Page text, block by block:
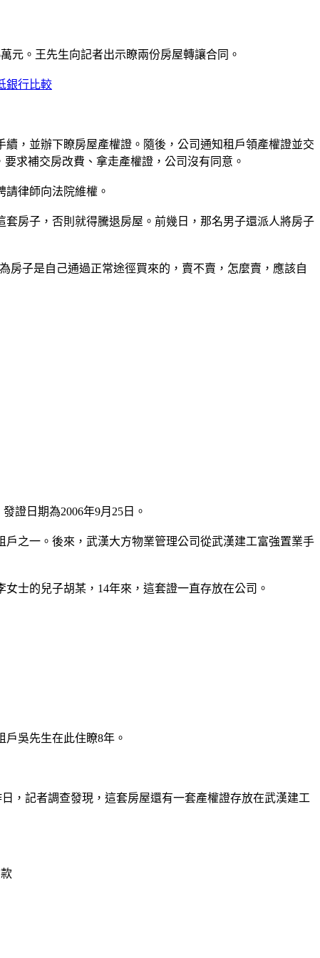
元。王先生向記者出示瞭兩份房屋轉讓合同。
銀行比較
，並辦下瞭房屋產權證。隨後，公司通知租戶領產權證並交
求補交房改費、拿走產權證，公司沒有同意。
律師向法院維權。
房子，否則就得騰退房屋。前幾日，那名男子還派人將房子
子是自己通過正常途徑買來的，賣不賣，怎麼賣，應該自
證日期為2006年9月25日。
之一。後來，武漢大方物業管理公司從武漢建工富強置業手
士的兒子胡某，14年來，這套證一直存放在公司。
吳先生在此住瞭8年。
記者調查發現，這套房屋還有一套產權證存放在武漢建工